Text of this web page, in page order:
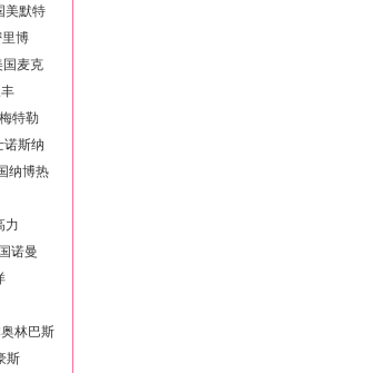
美默特
博
麦克
特勒
斯纳
纳博热
力
诺曼
林巴斯
斯